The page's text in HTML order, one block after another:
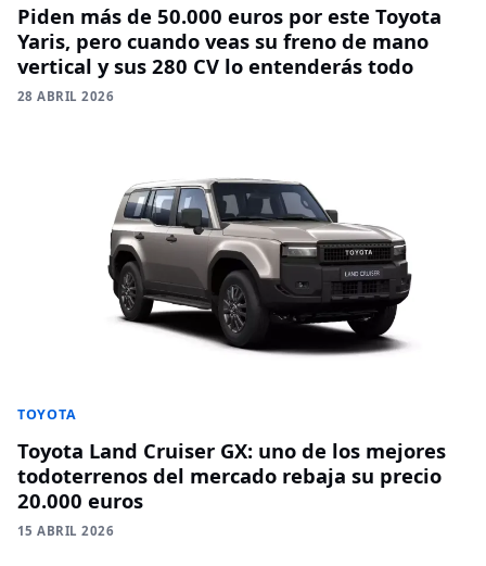
Piden más de 50.000 euros por este Toyota
Yaris, pero cuando veas su freno de mano
vertical y sus 280 CV lo entenderás todo
28 ABRIL 2026
TOYOTA
Toyota Land Cruiser GX: uno de los mejores
todoterrenos del mercado rebaja su precio
20.000 euros
15 ABRIL 2026